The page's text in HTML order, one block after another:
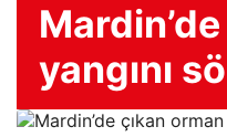
yangını